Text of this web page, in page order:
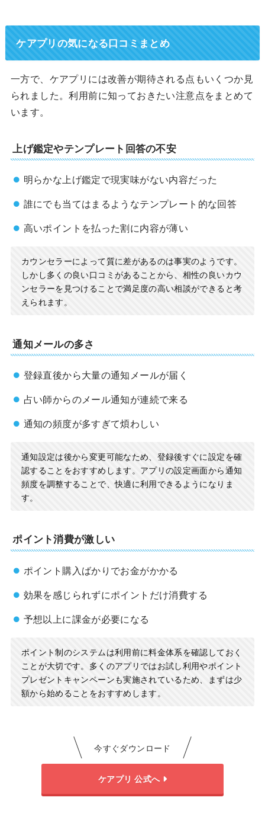
ケアプリの気になる口コミまとめ
一方で、ケアプリには改善が期待される点もいくつか見
られました。利用前に知っておきたい注意点をまとめて
います。
上げ鑑定やテンプレート回答の不安
明らかな上げ鑑定で現実味がない内容だった
誰にでも当てはまるようなテンプレート的な回答
高いポイントを払った割に内容が薄い
カウンセラーによって質に差があるのは事実のようです。
しかし多くの良い口コミがあることから、相性の良いカウ
ンセラーを見つけることで満足度の高い相談ができると考
えられます。
通知メールの多さ
登録直後から大量の通知メールが届く
占い師からのメール通知が連続で来る
通知の頻度が多すぎて煩わしい
通知設定は後から変更可能なため、登録後すぐに設定を確
認することをおすすめします。アプリの設定画面から通知
頻度を調整することで、快適に利用できるようになりま
す。
ポイント消費が激しい
ポイント購入ばかりでお金がかかる
効果を感じられずにポイントだけ消費する
予想以上に課金が必要になる
ポイント制のシステムは利用前に料金体系を確認しておく
ことが大切です。多くのアプリではお試し利用やポイント
プレゼントキャンペーンも実施されているため、まずは少
額から始めることをおすすめします。
今すぐダウンロード
ケアプリ 公式へ